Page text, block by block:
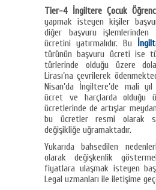
Tier-4 İngiltere Çocuk
yapmak isteyen kişiler
diğer başvuru işlemlerinden
ücretini yatırmalıdır. Bu
türünün başvuru ücreti ise
türlerinde olduğu üzere
Lirası’na çevrilerek
Nisan’da İngiltere’de mali
ücret ve harçlarda olduğu
ücretlerinde de artışlar
bu ücretler resmi olarak
değişikliğe uğramaktadır.
Yukarıda bahsedilen
olarak değişkenlik
fiyatlara ulaşmak isteyen
Legal uzmanları ile iletişime